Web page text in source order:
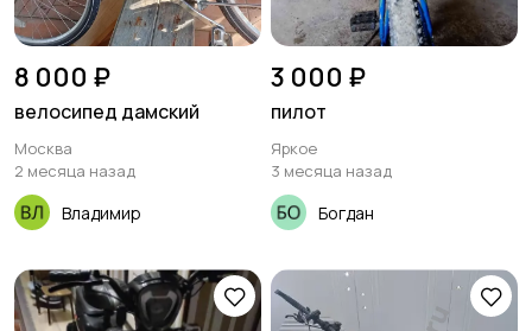
8 000 ₽
велосипед дамский
Москва
2 месяца назад
Владимир
3 000 ₽
пилот
Яркое
3 месяца назад
Богдан